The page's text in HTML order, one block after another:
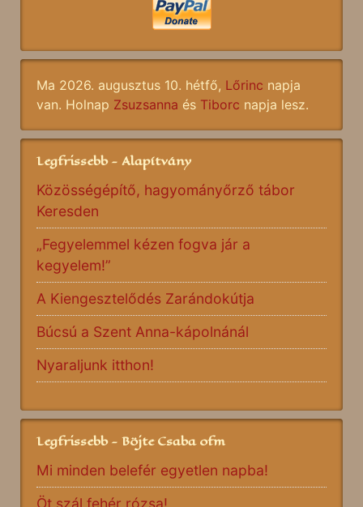
Ma 2026. augusztus 10. hétfő, Lőrinc napja
van. Holnap Zsuzsanna és Tiborc napja lesz.
Legfrissebb - Alapítvány
Közösségépítő, hagyományőrző tábor
Keresden
„Fegyelemmel kézen fogva jár a
kegyelem!”
A Kiengesztelődés Zarándokútja
Búcsú a Szent Anna-kápolnánál
Nyaraljunk itthon!
Legfrissebb - Böjte Csaba ofm
Mi minden belefér egyetlen napba!
Öt szál fehér rózsa!